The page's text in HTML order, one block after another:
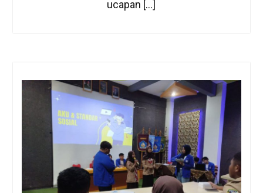
ucapan […]